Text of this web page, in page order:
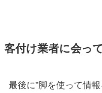
客付け業者に会っ
最後に”脚を使って情